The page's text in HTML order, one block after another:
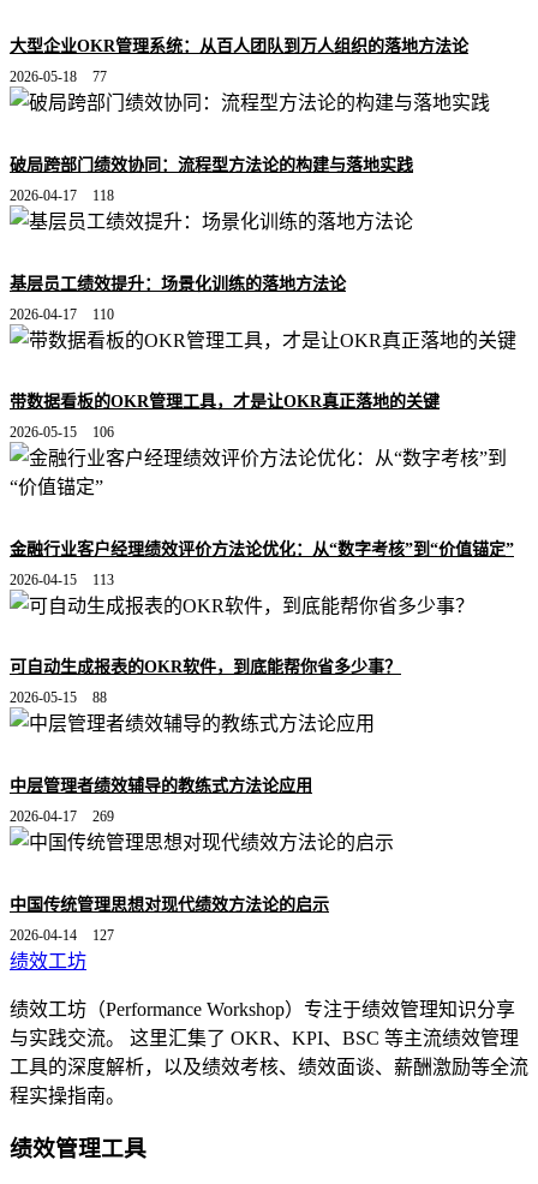
大型企业OKR管理系统：从百人团队到万人组织的落地方法论
2026-05-18 77
破局跨部门绩效协同：流程型方法论的构建与落地实践
2026-04-17 118
基层员工绩效提升：场景化训练的落地方法论
2026-04-17 110
带数据看板的OKR管理工具，才是让OKR真正落地的关键
2026-05-15 106
金融行业客户经理绩效评价方法论优化：从“数字考核”到“价值锚定”
2026-04-15 113
可自动生成报表的OKR软件，到底能帮你省多少事？
2026-05-15 88
中层管理者绩效辅导的教练式方法论应用
2026-04-17 269
中国传统管理思想对现代绩效方法论的启示
2026-04-14 127
绩效工坊
绩效工坊（Performance Workshop）专注于绩效管理知识分享
与实践交流。 这里汇集了 OKR、KPI、BSC 等主流绩效管理
工具的深度解析，以及绩效考核、绩效面谈、薪酬激励等全流
程实操指南。
绩效管理工具